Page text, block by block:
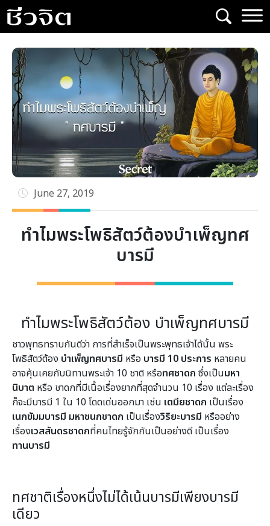
Skip
to
content
June 27, 2019
ทำไมพระโพธิสัตว์ต้องบำเพ็ญทศ
บารมี
ทำไมพระโพธิสัตว์ต้อง บำเพ็ญทศบารมี
ชาวพุทธทราบกันดีว่า การที่สำเร็จเป็นพระพุทธเจ้าได้นั้น พระ
โพธิสัตว์ต้อง บำเพ็ญทศบารมี หรือ บารมี 10 ประการ หลายคน
อาจคุ้นเคยกับนิทานพระเจ้า 10 ชาติ หรือทศชาดก ซึ่งเป็นมหา
นิบาต หรือ ชาดกที่มีเนื้อเรื่องยากที่สุดจำนวน 10 เรื่อง แต่ละเรื่อง
ก็จะมีบารมี 1 ใน 10 โดดเด่นออกมา เช่น เตมียชาดก เป็นเรื่อง
เนกขัมมบารมี มหาชนกชาดก เป็นเรื่องวิริยะบารมี หรืออย่าง
เรื่องเวสสันดรชาดกที่คนไทยรู้จักกันเป็นอย่างดี เป็นเรื่อง
ทานบารมี
ทศชาติเรื่องหนึ่งไม่ได้เน้นบารมีเพียงบารมี
เดียว